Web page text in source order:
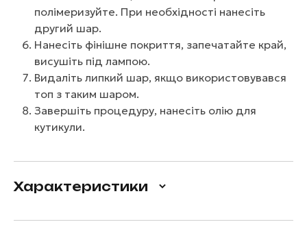
полімеризуйте. При необхідності нанесіть
другий шар.
Нанесіть фінішне покриття, запечатайте край,
висушіть під лампою.
Видаліть липкий шар, якщо використовувався
топ з таким шаром.
Завершіть процедуру, нанесіть олію для
кутикули.
Характеристики